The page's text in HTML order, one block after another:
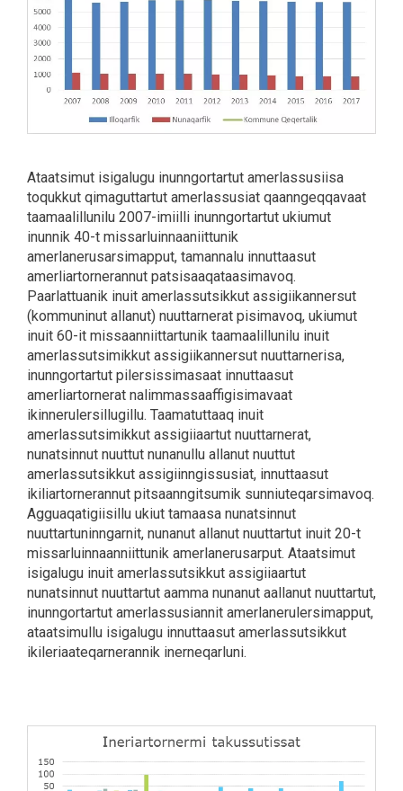
Ataatsimut isigalugu inunngortartut amerlassusiisa
toqukkut qimaguttartut amerlassusiat qaanngeqqavaat
taamaalillunilu 2007-imiilli inunngortartut ukiumut
inunnik 40-t missarluinnaaniittunik
amerlanerusarsimapput, tamannalu innuttaasut
amerliartornerannut patsisaaqataasimavoq.
Paarlattuanik inuit amerlassutsikkut assigiikannersut
(kommuninut allanut) nuuttarnerat pisimavoq, ukiumut
inuit 60-it missaanniittartunik taamaalillunilu inuit
amerlassutsimikkut assigiikannersut nuuttarnerisa,
inunngortartut pilersissimasaat innuttaasut
amerliartornerat nalimmassaaffigisimavaat
ikinnerulersillugillu. Taamatuttaaq inuit
amerlassutsimikkut assigiiaartut nuuttarnerat,
nunatsinnut nuuttut nunanullu allanut nuuttut
amerlassutsikkut assigiinngissusiat, innuttaasut
ikiliartornerannut pitsaanngitsumik sunniuteqarsimavoq.
Agguaqatigiisillu ukiut tamaasa nunatsinnut
nuuttartuninngarnit, nunanut allanut nuuttartut inuit 20-t
missarluinnaanniittunik amerlanerusarput. Ataatsimut
isigalugu inuit amerlassutsikkut assigiiaartut
nunatsinnut nuuttartut aamma nunanut aallanut nuuttartut,
inunngortartut amerlassusiannit amerlanerulersimapput,
ataatsimullu isigalugu innuttaasut amerlassutsikkut
ikileriaateqarnerannik inerneqarluni.